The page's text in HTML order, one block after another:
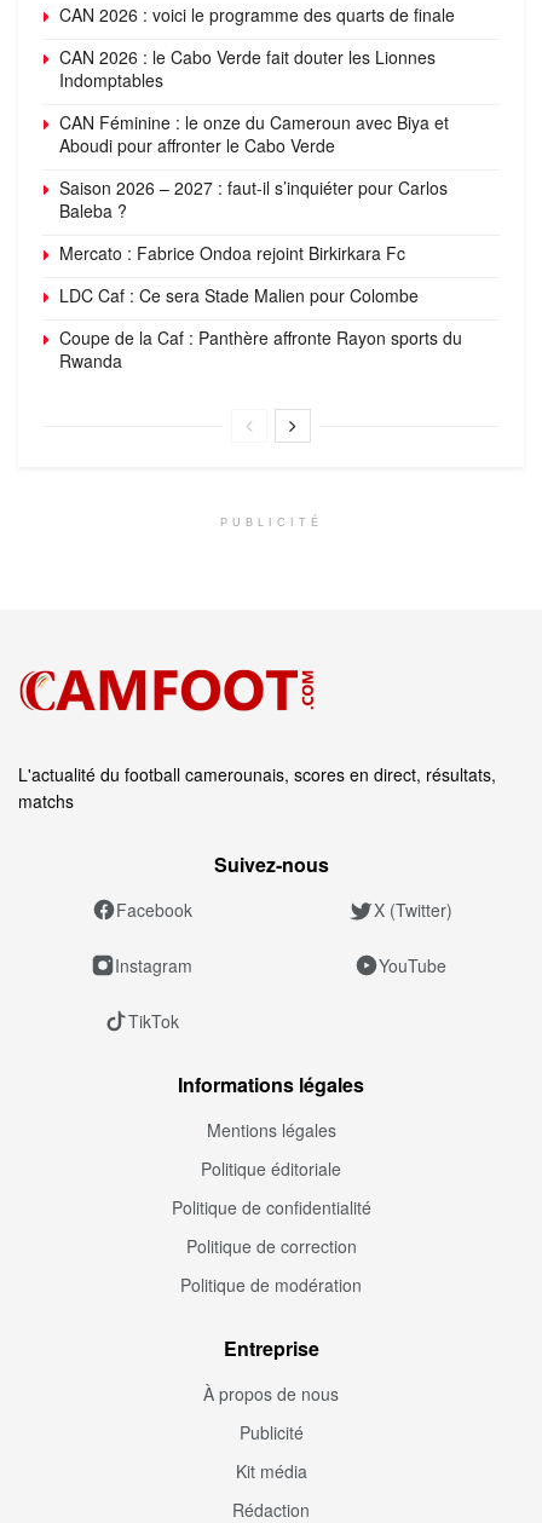
CAN 2026 : voici le programme des quarts de finale
CAN 2026 : le Cabo Verde fait douter les Lionnes
Indomptables
CAN Féminine : le onze du Cameroun avec Biya et
Aboudi pour affronter le Cabo Verde
Saison 2026 – 2027 : faut-il s’inquiéter pour Carlos
Baleba ?
Mercato : Fabrice Ondoa rejoint Birkirkara Fc
LDC Caf : Ce sera Stade Malien pour Colombe
Coupe de la Caf : Panthère affronte Rayon sports du
Rwanda
PUBLICITÉ
L'actualité du football camerounais, scores en direct, résultats,
matchs
Suivez‑nous
Facebook X (Twitter)
Instagram YouTube
TikTok
Informations légales
Mentions légales
Politique éditoriale
Politique de confidentialité
Politique de correction
Politique de modération
Entreprise
À propos de nous
Publicité
Kit média
Rédaction